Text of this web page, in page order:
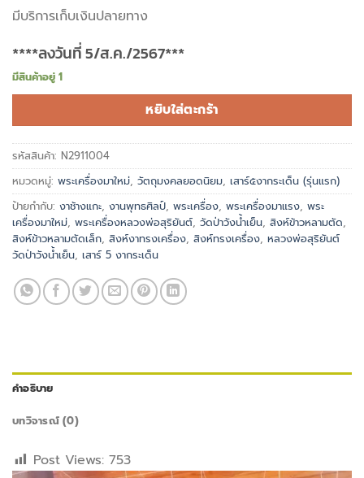
มีบริการเก็บเงินปลายทาง
****ลงวันที่ 5/ส.ค./2567***
มีสินค้าอยู่ 1
หยิบใส่ตะกร้า
รหัสสินค้า: N2911004
หมวดหมู่: พระเครื่องมาใหม่, วัตถุมงคลยอดนิยม, เสาร์๕งากระเด็น (รุ่นแรก)
ป้ายกำกับ: งาช้างแกะ, งานพุทธศิลป์, พระเครื่อง, พระเครื่องมาแรง, พระ
เครื่องมาใหม่, พระเครื่องหลวงพ่อสุริยันต์, วัดป่าวังน้ำเย็น, สิงห์ข้าวหลามตัด,
สิงห์ข้าวหลามตัดเล็ก, สิงห์งาทรงเครื่อง, สิงห์ทรงเครื่อง, หลวงพ่อสุริยันต์
วัดป่าวังน้ำเย็น, เสาร์ 5 งากระเด็น
คำอธิบาย
บทวิจารณ์ (0)
Post Views: 753